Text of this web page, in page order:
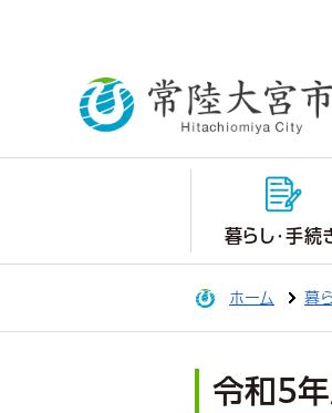
暮らし・手続
ホーム 暮
令和5